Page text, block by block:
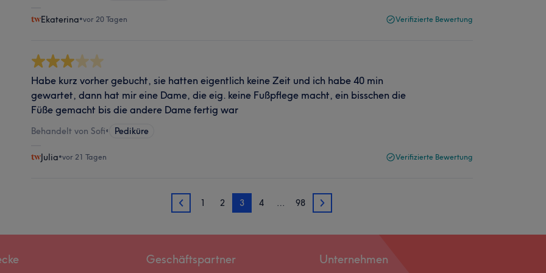
Ekaterina•vor 20 Tagen Verifizierte Bewertung
Habe kurz vorher gebucht, sie hatten eigentlich keine Zeit und ich habe 40 min
gewartet, dann hat mir eine Dame, die eig. keine Fußpflege macht, ein bisschen die
Füße gemacht bis die andere Dame fertig war
Behandelt von Sofi• Pediküre
Julia•vor 21 Tagen Verifizierte Bewertung
2 1 2 3 4 … 98 4
Geschäftspartner Unternehmen